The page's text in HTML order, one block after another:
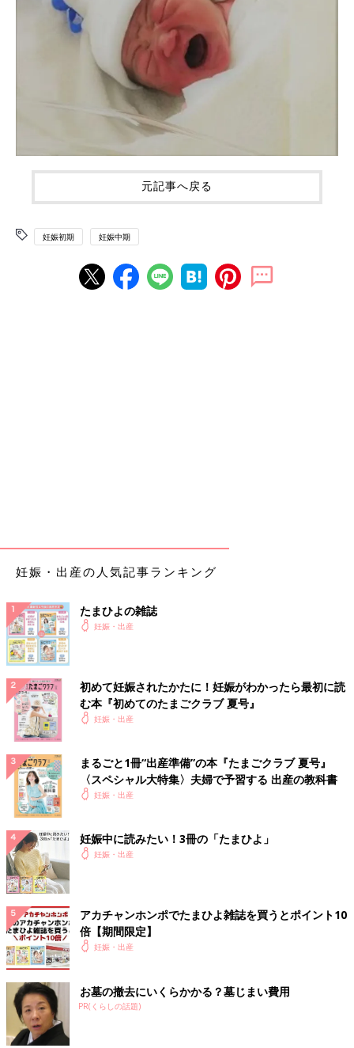
元記事へ戻る
妊娠初期 妊娠中期
妊娠・出産の人気記事ランキング
たまひよの雑誌
妊娠・出産
初めて妊娠されたかたに！妊娠がわかったら最初に読
む本『初めてのたまごクラブ 夏号』
妊娠・出産
まるごと1冊“出産準備”の本『たまごクラブ 夏号』
〈スペシャル大特集〉夫婦で予習する 出産の教科書
妊娠・出産
妊娠中に読みたい！3冊の「たまひよ」
妊娠・出産
アカチャンホンポでたまひよ雑誌を買うとポイント10
倍【期間限定】
妊娠・出産
お墓の撤去にいくらかかる？墓じまい費用
PR(くらしの話題)